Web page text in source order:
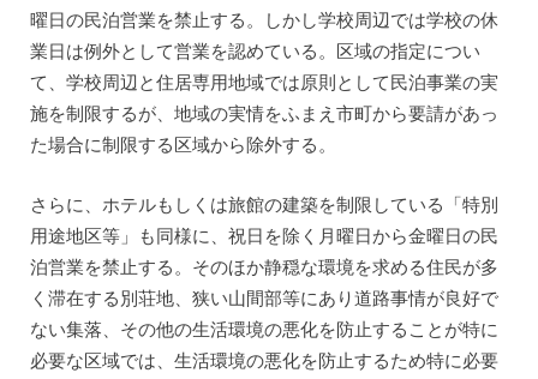
曜日の民泊営業を禁止する。しかし学校周辺では学校の休
業日は例外として営業を認めている。区域の指定につい
て、学校周辺と住居専用地域では原則として民泊事業の実
施を制限するが、地域の実情をふまえ市町から要請があっ
た場合に制限する区域から除外する。
さらに、ホテルもしくは旅館の建築を制限している「特別
用途地区等」も同様に、祝日を除く月曜日から金曜日の民
泊営業を禁止する。そのほか静穏な環境を求める住民が多
く滞在する別荘地、狭い山間部等にあり道路事情が良好で
ない集落、その他の生活環境の悪化を防止することが特に
必要な区域では、生活環境の悪化を防止するため特に必要